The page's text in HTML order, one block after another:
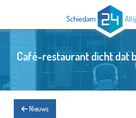
Café-restaurant dicht dat
Nieuws